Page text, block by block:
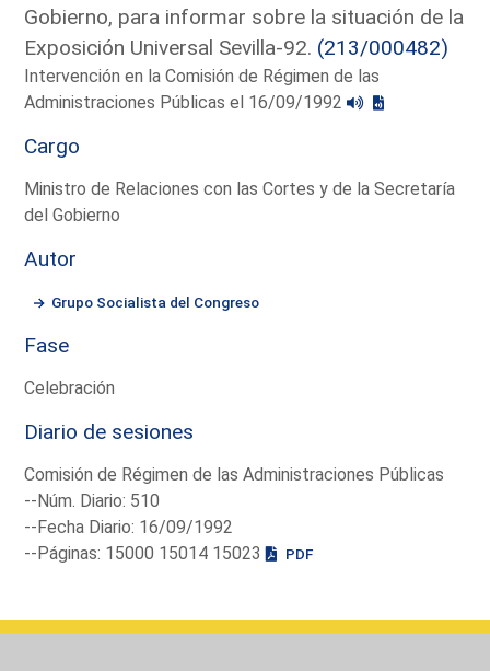
Gobierno, para informar sobre la situación de la
Exposición Universal Sevilla-92. (213/000482)
Intervención en la Comisión de Régimen de las
Administraciones Públicas el 16/09/1992
Cargo
Ministro de Relaciones con las Cortes y de la Secretaría
del Gobierno
Autor
Grupo Socialista del Congreso
Fase
Celebración
Diario de sesiones
Comisión de Régimen de las Administraciones Públicas
--Núm. Diario: 510
--Fecha Diario: 16/09/1992
--Páginas: 15000 15014 15023
PDF